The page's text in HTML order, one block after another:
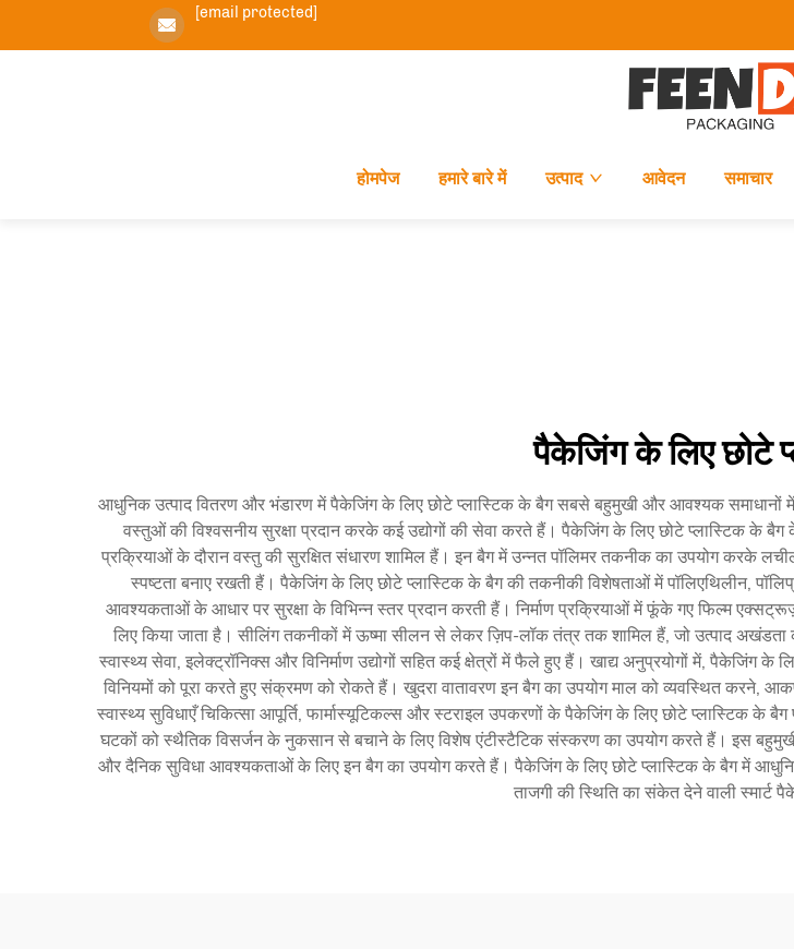
[email protected]
होमपेज हमारे बारे में उत्पाद आवेदन समाचार
पैकेजिंग के लिए छोटे
आधुनिक उत्पाद वितरण और भंडारण में पैकेजिंग के लिए छोटे प्लास्टिक के बैग सबसे बहुमुखी और आवश्यक
वस्तुओं की विश्वसनीय सुरक्षा प्रदान करके कई उद्योगों की सेवा करते हैं। पैकेजिंग के लिए छोटे प्लास्टिक के
प्रक्रियाओं के दौरान वस्तु की सुरक्षित संधारण शामिल हैं। इन बैग में उन्नत पॉलिमर तकनीक का उपयोग करके
स्पष्टता बनाए रखती हैं। पैकेजिंग के लिए छोटे प्लास्टिक के बैग की तकनीकी विशेषताओं में पॉलिएथिलीन,
आवश्यकताओं के आधार पर सुरक्षा के विभिन्न स्तर प्रदान करती हैं। निर्माण प्रक्रियाओं में फूंके गए फिल्म
लिए किया जाता है। सीलिंग तकनीकों में ऊष्मा सीलन से लेकर ज़िप-लॉक तंत्र तक शामिल हैं, जो उत्पाद
स्वास्थ्य सेवा, इलेक्ट्रॉनिक्स और विनिर्माण उद्योगों सहित कई क्षेत्रों में फैले हुए हैं। खाद्य अनुप्रयोगों में, पैकेजिंग
विनियमों को पूरा करते हुए संक्रमण को रोकते हैं। खुदरा वातावरण इन बैग का उपयोग माल को व्यवस्थित करने,
स्वास्थ्य सुविधाएँ चिकित्सा आपूर्ति, फार्मास्यूटिकल्स और स्टराइल उपकरणों के पैकेजिंग के लिए छोटे प्लास्टिक के
घटकों को स्थैतिक विसर्जन के नुकसान से बचाने के लिए विशेष एंटीस्टैटिक संस्करण का उपयोग करते हैं। इस बहुमुखी
और दैनिक सुविधा आवश्यकताओं के लिए इन बैग का उपयोग करते हैं। पैकेजिंग के लिए छोटे प्लास्टिक के बैग में आधुनिक
ताजगी की स्थिति का संकेत देने वाली स्मार्ट